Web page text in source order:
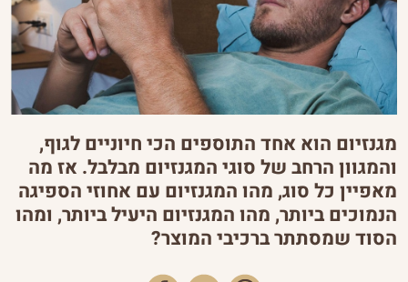
חקר הכורכומין
לונג'ביטי
עתיד הרפואה הטבעית
חקר התודעה
ייעוץ אישי
יועצות הנקה
מגנזיום הוא אחד התוספים הכי חיוניים לגוף,
והמגוון הרחב של סוגי המגנזיום מבלבל. אז מה
מאפיין כל סוג, מהו המגנזיום עם אחוזי הספיגה
הנמוכים ביותר, מהו המגנזיום היעיל ביותר, ומהו
הסוד שמסתתר ברכיבי המוצר?